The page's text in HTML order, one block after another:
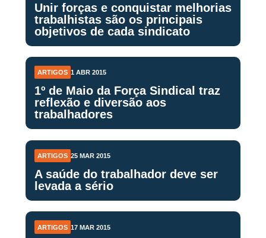
Unir forças e conquistar melhorias
trabalhistas são os principais
objetivos de cada sindicato
ARTIGOS 1 ABR 2015
1º de Maio da Força Sindical traz
reflexão e diversão aos
trabalhadores
ARTIGOS 25 MAR 2015
A saúde do trabalhador deve ser
levada a sério
ARTIGOS 17 MAR 2015